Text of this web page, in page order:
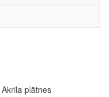
Akrila plātnes